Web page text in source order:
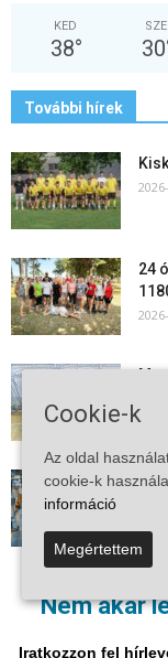
Nem akar
Iratkozzon fel
KED
38°
SZE
30
További hírek
24
2026-
2026-
Cookie-k
Az oldal
cookie-k
információ
Megértettem